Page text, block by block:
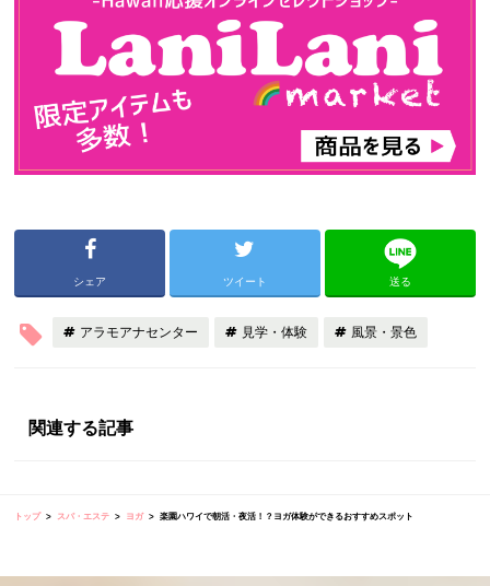
シェア ツイート 送る
アラモアナセンター 見学・体験 風景・景色
関連する記事
トップ スパ・エステ ヨガ 楽園ハワイで朝活・夜活！？ヨガ体験ができるおすすめスポット